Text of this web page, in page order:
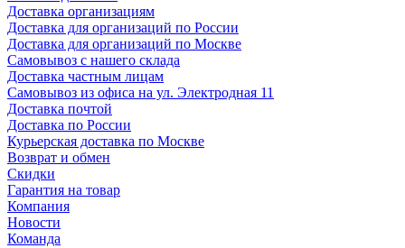
Доставка организациям
Доставка для организаций по России
Доставка для организаций по Москве
Самовывоз с нашего склада
Доставка частным лицам
Самовывоз из офиса на ул. Электродная 11
Доставка почтой
Доставка по России
Курьерская доставка по Москве
Возврат и обмен
Скидки
Гарантия на товар
Компания
Новости
Команда